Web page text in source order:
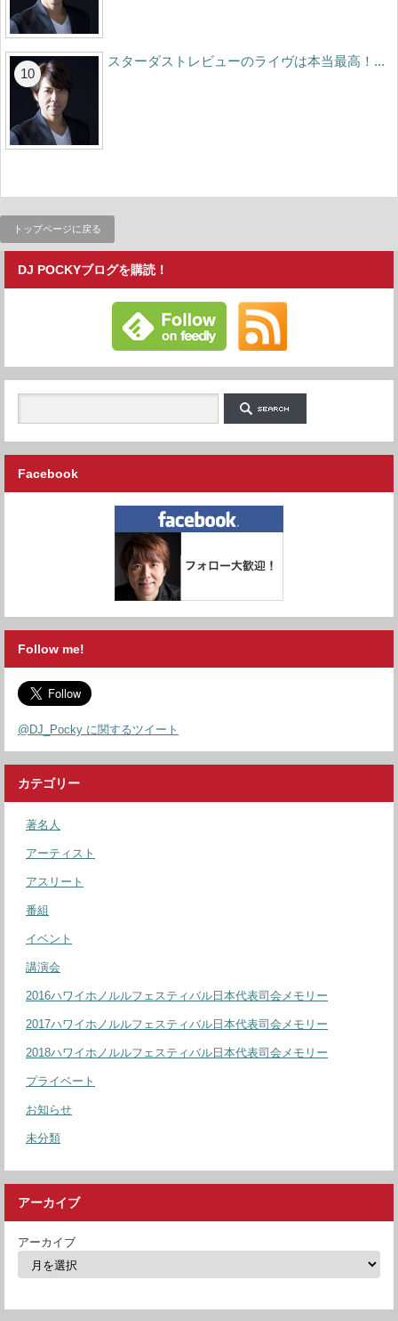
スターダストレビューのライヴは本当最高！...
トップページに戻る
DJ POCKYブログを購読！
Facebook
Follow me!
@DJ_Pocky に関するツイート
カテゴリー
著名人
アーティスト
アスリート
番組
イベント
講演会
2016ハワイホノルルフェスティバル日本代表司会メモリー
2017ハワイホノルルフェスティバル日本代表司会メモリー
2018ハワイホノルルフェスティバル日本代表司会メモリー
プライベート
お知らせ
未分類
アーカイブ
アーカイブ